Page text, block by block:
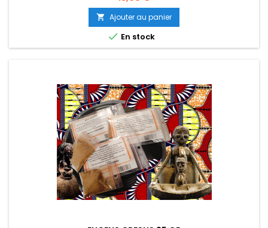
par enchantement, dans leurs eaux parfumées. Vous aspirez
à vivre une relation conjugale plus harmonieuse, à apaiser
les tensions pour retrouver la magie de vos premières
rencontres ? Vous...
 Ajouter au panier
 En stock